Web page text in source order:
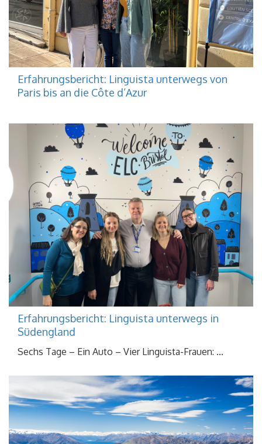
Erfahrungsbericht: Linguista unterwegs von
Paris bis an die Côte d’Azur
Erfahrungsbericht: Linguista unterwegs in
Südengland
Sechs Tage – Ein Auto – Vier Linguista-Frauen: ...